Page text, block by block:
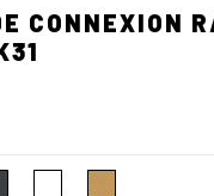
CONNEXION